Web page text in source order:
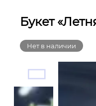
Букет
Нет в наличии